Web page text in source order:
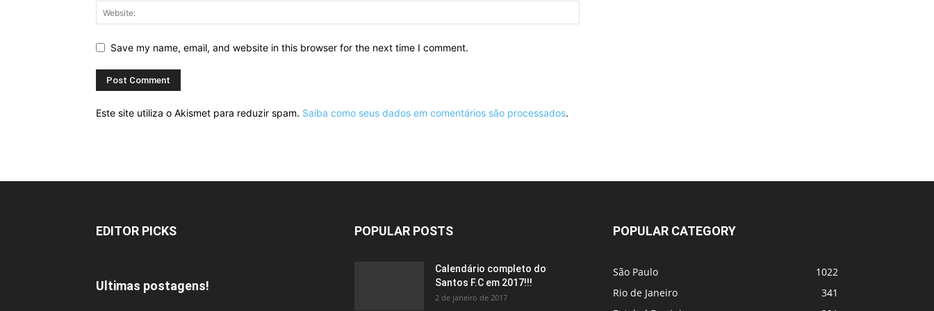
Save my name, email, and website in this browser for the next time I comment.
Este site utiliza o Akismet para reduzir spam. Saiba como seus dados em comentários são processados.
EDITOR PICKS
Ultimas postagens!
POPULAR POSTS
Calendário completo do
Santos F.C em 2017!!!
2 de janeiro de 2017
POPULAR CATEGORY
São Paulo
1022
Rio de Janeiro
341